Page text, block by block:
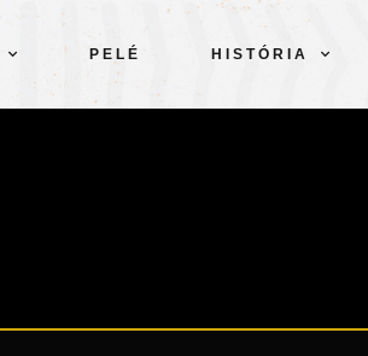
PELÉ HISTÓRIA
CLUBE